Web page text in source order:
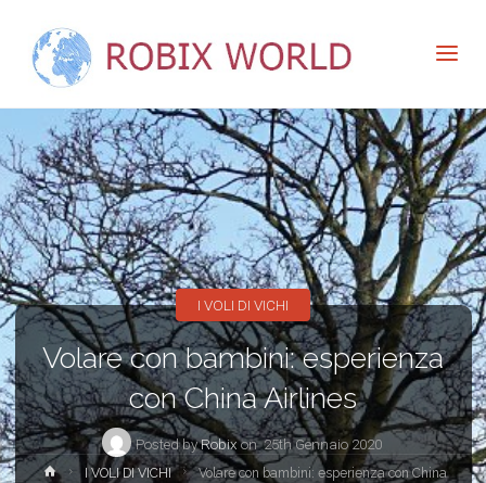
Volare con bambini: esperienza
con China Airlines
Posted byRobixon 25th Gennaio 2020
I VOLI DI VICHI
HomeI VOLI DI VICHI
Volare con bambini: esperienza con China